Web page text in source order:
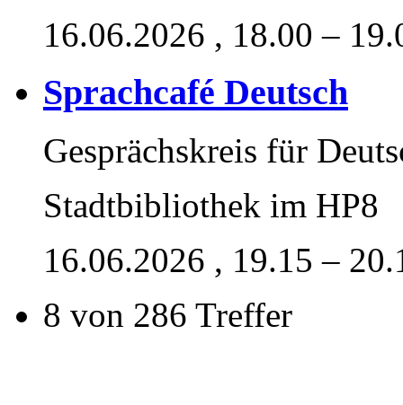
16.06.2026 , 18.00 –
Sprachcafé Deutsch
Gesprächskreis für
Stadtbibliothek im HP8
16.06.2026 , 19.15 –
8 von 286 Treffer